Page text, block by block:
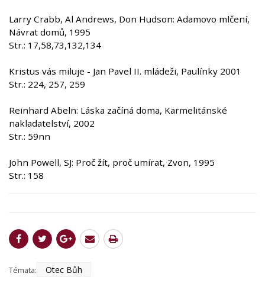
Larry Crabb, Al Andrews, Don Hudson: Adamovo mlčení,
Návrat domů, 1995
Str.: 17,58,73,132,134
Kristus vás miluje - Jan Pavel II. mládeži, Paulínky 2001
Str.: 224, 257, 259
Reinhard Abeln: Láska začíná doma, Karmelitánské
nakladatelství, 2002
Str.: 59nn
John Powell, SJ: Proč žít, proč umírat, Zvon, 1995
Str.: 158
Témata: Otec Bůh